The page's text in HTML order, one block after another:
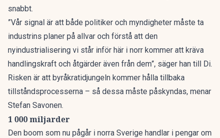
snabbt.
”Vår signal är att både politiker och myndigheter måste ta
industrins planer på allvar och förstå att den
nyindustrialisering vi står inför här i norr kommer att kräva
handlingskraft och åtgärder även från dem”, säger han till Di.
Risken är att byråkratidjungeln kommer hålla tillbaka
tillståndsprocesserna – så dessa måste påskyndas, menar
Stefan Savonen.
1 000 miljarder
Den boom som nu pågår i norra Sverige handlar i pengar om